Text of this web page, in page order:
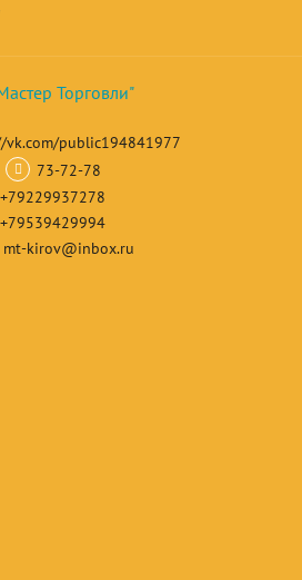
vk.com/public194841977
73-72-78
+79229937278
+79539429994
mt-kirov@inbox.ru
Морозильные лари с прямым